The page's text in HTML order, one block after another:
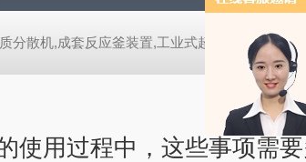
-722紫外可见分光光度计 高剪切均质分散机,成套反应釜装置,工业式超声波清洗机-722紫外可见分光光度计 高剪切均质分散机,成套反应釜装置,工业式超声波清洗机-722紫外可见分光光度计 高剪切均质分散机,成套反应釜装置,工业式超声波清洗机-722紫外可见分光光度计 高剪切均质分散机,成套反应釜装置,工业式超声波清洗机-722紫外可见分光光度计 高剪切均质分散机,成套反应釜装置,工业式超声波清洗机-722紫外可见分光光度计 高剪切均质分散机,成套反应釜装置,工业式超声波清洗机-722紫外可见分光光度计 高剪切均质分散机,成套反应釜装置,工业式超声波清洗机-722紫外可见分光光度计 高剪切均质分散机,成套反应釜装置,工业式超声波清洗机-722紫外可见分光光度计 高
使用过程中，这些事项需